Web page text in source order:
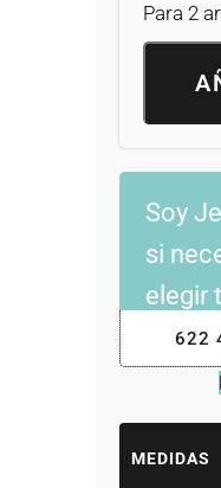
Para 2
Soy
si
elegir
622
MEDIDAS